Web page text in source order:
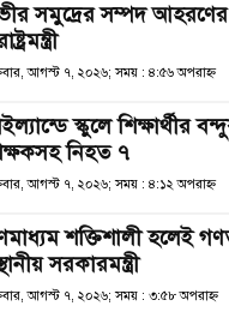
সমুদ্রের সম্পদ আহরণের
আগস্ট ৭, ২০২৬; সময় : ৪:৫৬ অপরাহ্ণ
স্কুলে শিক্ষার্থীর
নিহত ৭
আগস্ট ৭, ২০২৬; সময় : ৪:১২ অপরাহ্ণ
শক্তিশালী হলেই
সরকারমন্ত্রী
আগস্ট ৭, ২০২৬; সময় : ৩:৫৮ অপরাহ্ণ